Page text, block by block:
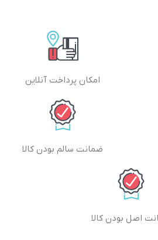
امکان پرداخت آنلاین
ضمانت سالم بودن کالا
اصل بودن کالا